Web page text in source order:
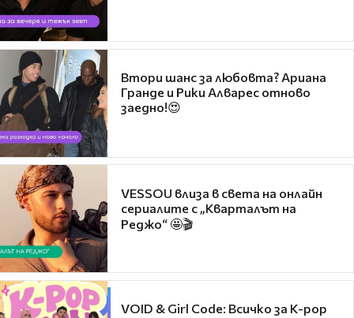
Втори шанс за любовта? Ариана
Гранде и Рики Алварес отново
заедно!😍
VESSOU влиза в света на онлайн
сериалите с „Кварталът на
Реджо“ 🤩🎬
VOID & Girl Code: Всичко за K-pop